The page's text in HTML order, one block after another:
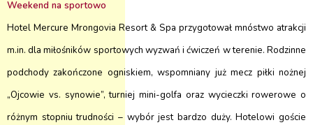
Weekend na sportowo
Hotel Mercure Mrongovia Resort & Spa przygotował mnóstwo atrakcji
m.in. dla miłośników sportowych wyzwań i ćwiczeń w terenie. Rodzinne
podchody zakończone ogniskiem, wspomniany już mecz piłki nożnej
„Ojcowie vs. synowie”, turniej mini-golfa oraz wycieczki rowerowe o
różnym stopniu trudności – wybór jest bardzo duży. Hotelowi goście